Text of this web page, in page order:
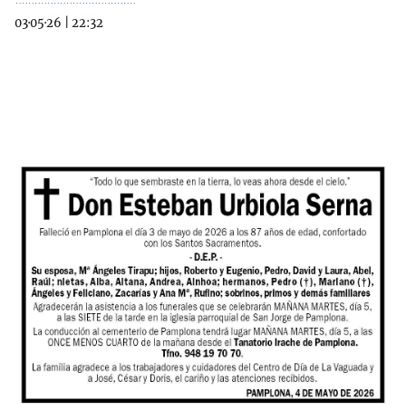
03·05·26
22:32